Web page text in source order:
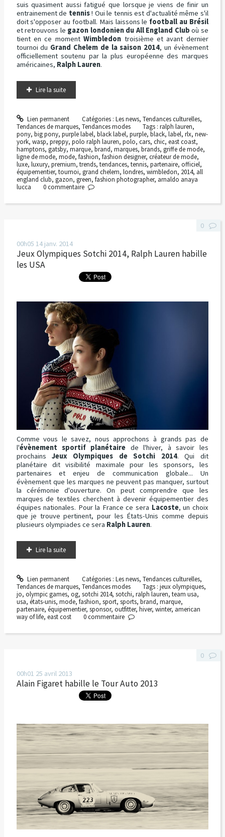
suis quasiment aussi fatigué que lorsque je viens de finir un
entrainement de tennis! Oui le tennis est d'actualité même s'il
doit s'opposer au football. Mais laissons le football au Brésil
et retrouvons le gazon londonien du All England Club où se
tient en ce momentWimbledon troisième et avant dernier
tournoi du Grand Chelem de la saison 2014, un évènement
officiellement soutenu par la plus européenne des marques
américaines, Ralph Lauren.
Lire la suite
Lien permanent Catégories : Les news, Tendances culturelles,
Tendances de marques, Tendances modes Tags :ralph lauren,
pony, big pony, purple label, black label, purple, black, label, rlx, new-
york, wasp, preppy, polo ralph lauren, polo, cars, chic, east coast,
hamptons, gatsby, marque, brand, marques, brands, griffe de mode,
ligne de mode, mode, fashion, fashion designer, créateur de mode,
luxe, luxury, premium, trends, tendances, tennis, partenaire, officiel,
équipementier, tournoi, grand chelem, londres, wimbledon, 2014, all
england club, gazon, green, fashion photographer, arnaldo anaya
lucca
0commentaire
00h05 14 janv. 2014
Jeux Olympiques Sotchi 2014, Ralph Lauren habille
les USA
Comme vous le savez, nous approchons à grands pas de
l'évènement sportif planétaire de l'hiver, à savoir les
prochains Jeux Olympiques de Sotchi 2014. Qui dit
planétaire dit visibilité maximale pour les sponsors, les
partenaires et enjeu de communication globale... Un
évènement que les marques ne peuvent pas manquer, surtout
la cérémonie d'ouverture. On peut comprendre que les
marques de textiles cherchent à devenir équipementier des
équipes nationales. Pour la France ce sera Lacoste, un choix
que je trouve pertinent, pour les États-Unis comme depuis
plusieurs olympiades ce sera Ralph Lauren.
Lire la suite
Lien permanent Catégories : Les news, Tendances culturelles,
Tendances de marques, Tendances modes Tags :jeux olympiques,
jo, olympic games, og, sotchi 2014, sotchi, ralph lauren, team usa,
usa, états-unis, mode, fashion, sport, sports, brand, marque,
partenaire, équipementier, sponsor, outfitter, hiver, winter, american
way of life, east cost
0
0commentaire
00h01 25 avril 2013
Alain Figaret habille le Tour Auto 2013
0